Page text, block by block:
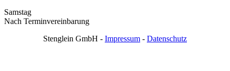
Samstag
Nach Terminvereinbarung
Stenglein GmbH - Impressum - Datenschutz